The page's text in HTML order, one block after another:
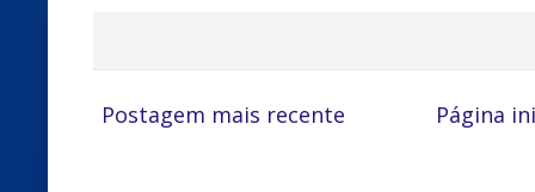
Postagem mais recente Página